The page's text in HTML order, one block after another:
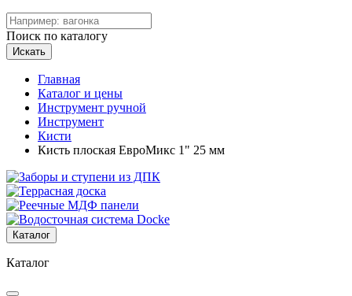
Поиск по каталогу
Искать
Главная
Каталог и цены
Инструмент ручной
Инструмент
Кисти
Кисть плоская ЕвроМикс 1" 25 мм
Каталог
Каталог